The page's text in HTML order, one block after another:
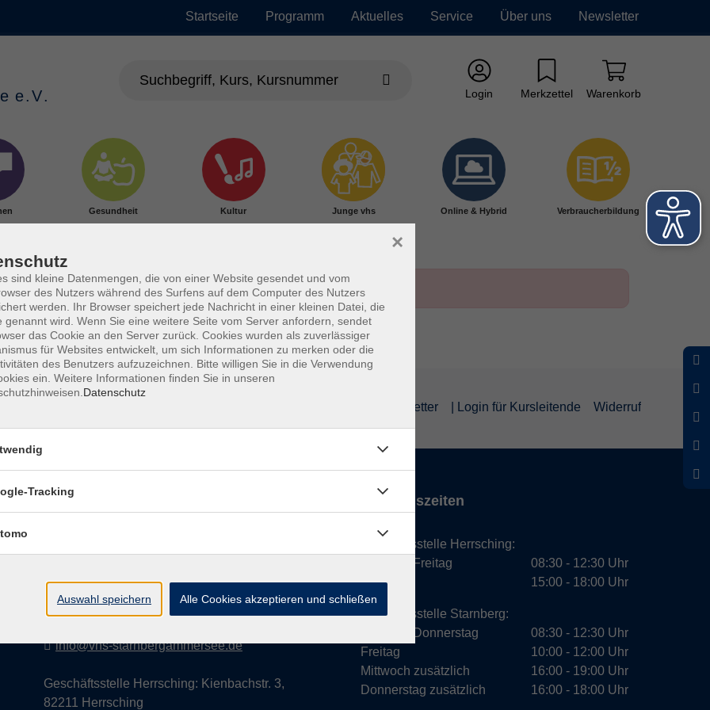
Startseite Programm Aktuelles Service Über uns Newsletter
Login Merkzettel Warenkorb
Gesundheit Kultur Junge vhs Online & Hybrid Verbraucherbildung
Newsletter | Login für Kursleitende Widerruf
Kontakt
Geschäftsstelle Starnberg: Bahnhofplatz 14,
info@vhs-starnbergammersee.de
Geschäftsstelle Herrsching: Kienbachstr. 3,
82211 Herrsching
Öffnungszeiten
Geschäftsstelle Herrsching:
Montag - Freitag
Dienstag
08:30 - 12:30 Uhr
15:00 - 18:00 Uhr
Geschäftsstelle Starnberg:
Montag - Donnerstag
Freitag
Mittwoch zusätzlich
Donnerstag zusätzlich
08:30 - 12:30 Uhr
10:00 - 12:00 Uhr
16:00 - 19:00 Uhr
16:00 - 18:00 Uhr
sind kleine Datenmengen, die von einer Website gesendet und vom
des Nutzers während des Surfens auf dem Computer des Nutzers
werden. Ihr Browser speichert jede Nachricht in einer kleinen Datei, die
genannt wird. Wenn Sie eine weitere Seite vom Server anfordern, sendet
das Cookie an den Server zurück. Cookies wurden als zuverlässiger
für Websites entwickelt, um sich Informationen zu merken oder die
des Benutzers aufzuzeichnen. Bitte willigen Sie in die Verwendung
ein. Weitere Informationen finden Sie in unseren
Datenschutz
×
Tracking
Auswahl speichern Alle Cookies akzeptieren und schließen